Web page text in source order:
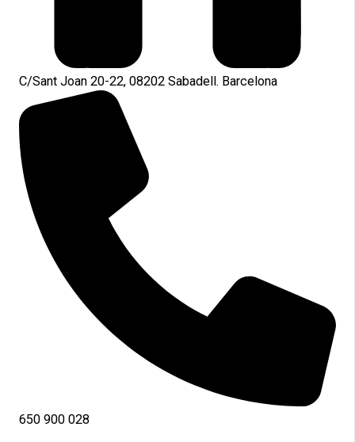
C/Sant Joan 20-22, 08202 Sabadell. Barcelona
650 900 028